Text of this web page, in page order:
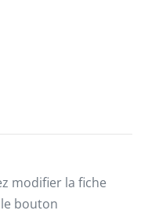
modifier la fiche
bouton